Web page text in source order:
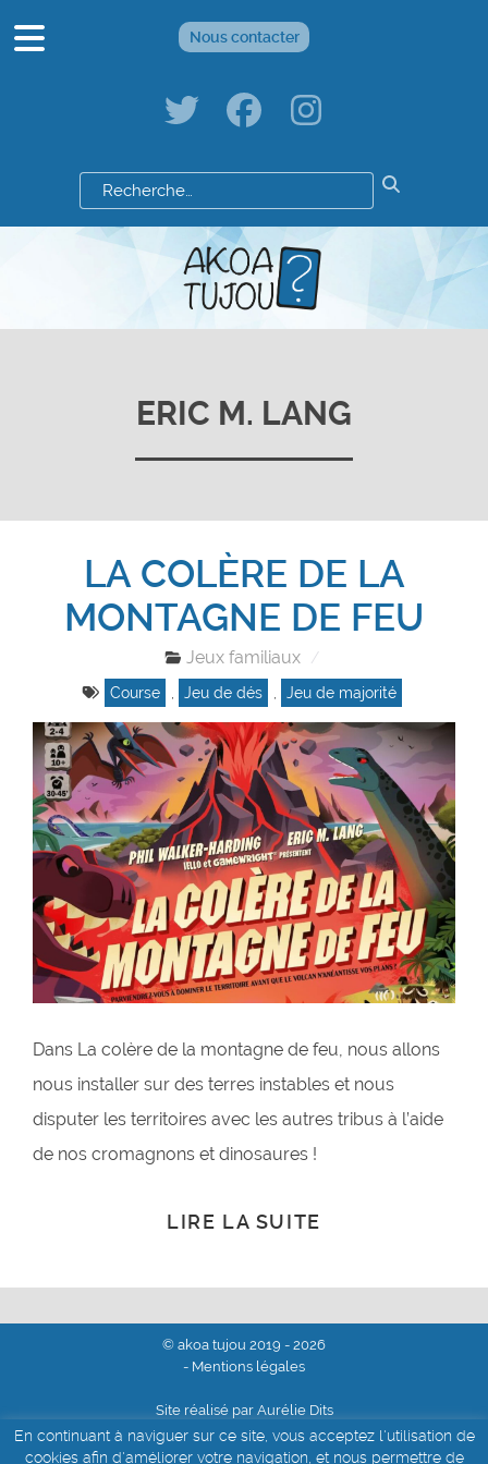
Nous contacter
Résultats
de
votre
recherche
:
ERIC M. LANG
LA COLÈRE DE LA
MONTAGNE DE FEU
Jeux familiaux
Course , Jeu de dés , Jeu de majorité
Dans La colère de la montagne de feu, nous allons
nous installer sur des terres instables et nous
disputer les territoires avec les autres tribus à l’aide
de nos cromagnons et dinosaures !
LIRE LA SUITE
© akoa tujou 2019 - 2026
- Mentions légales
Site réalisé par Aurélie Dits
En continuant à naviguer sur ce site, vous acceptez l'utilisation de
cookies afin d'améliorer votre navigation, et nous permettre de